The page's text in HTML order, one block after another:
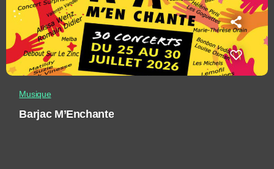
Musique
Barjac M’Enchante